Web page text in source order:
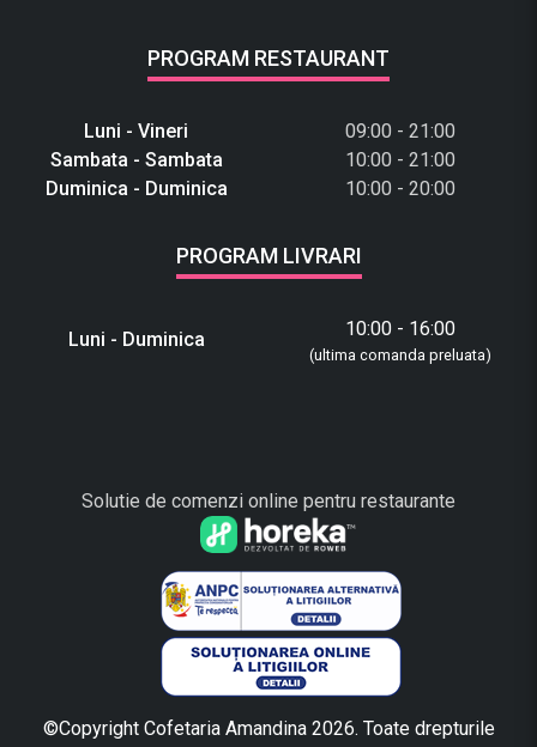
PROGRAM RESTAURANT
Luni - Vineri
09:00 - 21:00
Sambata - Sambata
10:00 - 21:00
Duminica - Duminica
10:00 - 20:00
PROGRAM LIVRARI
Luni - Duminica 10:00 - 16:00
(ultima comanda preluata)
Solutie de comenzi online pentru restaurante
©Copyright Cofetaria Amandina 2026. Toate drepturile